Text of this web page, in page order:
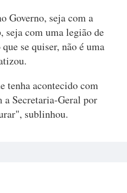
Governo, seja com a
seja com uma legião de
se quiser, não é uma
tenha acontecido com
a Secretaria-Geral por
sublinhou.